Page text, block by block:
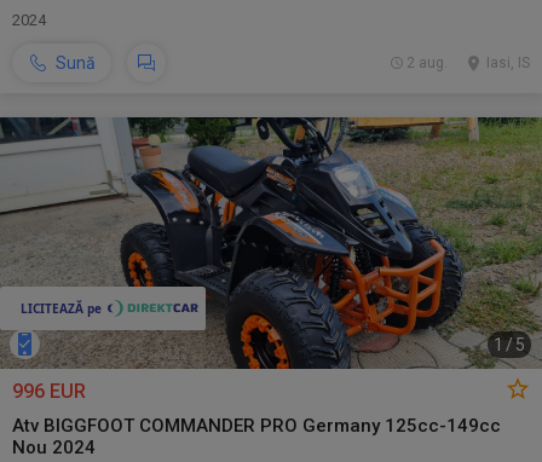
2024
Sună Iasi, IS
2 aug.
1 /5
996 EUR
Atv BIGGFOOT COMMANDER PRO Germany 125cc-149cc
Nou 2024